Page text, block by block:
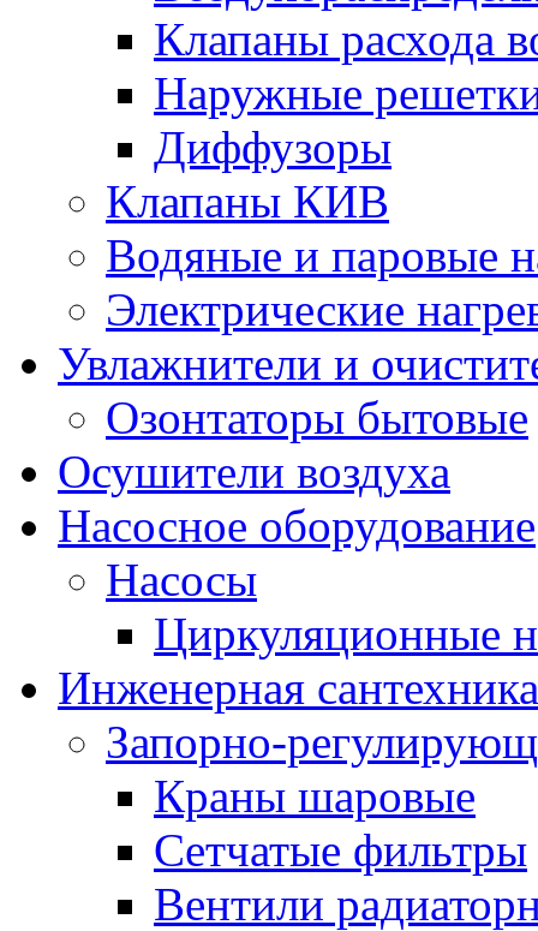
Клапаны расхода
Наружные
Диффузоры
Клапаны КИВ
Водяные и паровые
Электрические
Увлажнители и
Озонтаторы бытовые
Осушители воздуха
Насосное оборудование
Насосы
Циркуляционные
Инженерная сантехника
Запорно-
Краны шаровые
Сетчатые фильтры
Вентили